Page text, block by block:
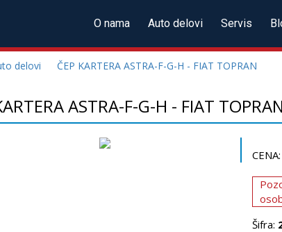
O nama Auto delovi Servis
delovi ČEP KARTERA ASTRA-F-G-H - FIAT TOPRAN
ASTRA-F-G-H - FIAT TOPRAN
CENA:
Šifra: